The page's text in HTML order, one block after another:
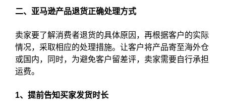
二、亚马逊产品退货正确处理方式
卖家要了解消费者退货的具体原因，再根据客户的实际
情况，采取相应的处理措施。让客户将产品寄至海外仓
或国内，同时，为避免客户留差评，卖家需要自行承担
运费。
1、提前告知买家发货时长